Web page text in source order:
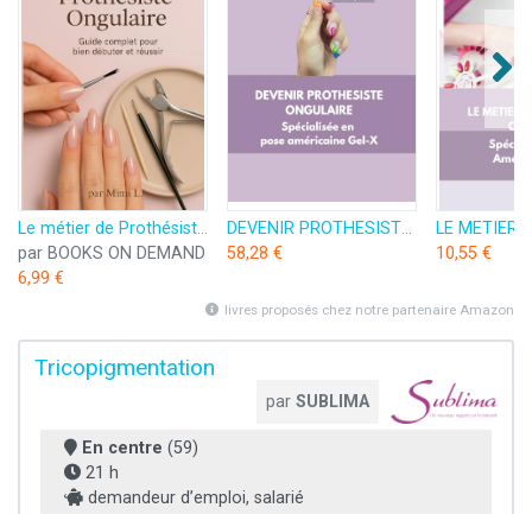
Le métier de Prothésiste Ongulaire: Le Guide Complet pour bien débuter et réussir
par BOOKS ON DEMAND
6,99 €
DEVENIR PROTHESISTE ONGULAIRE Spécialisée en pose américaine Gel-X
58,28 €
10,55 €
livres proposés chez notre partenaire Amazon
Tricopigmentation
par SUBLIMA
En centre (59)
21 h
demandeur d’emploi, salarié